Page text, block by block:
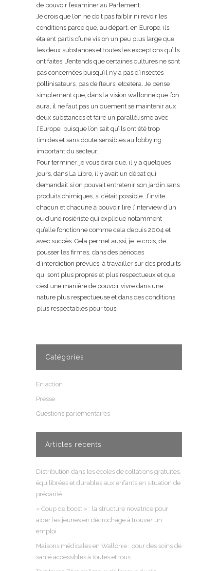
de pouvoir l’examiner au Parlement.
Je crois que l’on ne doit pas faiblir ni revoir les
conditions parce que, au départ, en Europe, ils
étaient partis d’une vision un peu plus large que
les deux substances et toutes les exceptions qu’ils
ont faites. J’entends que certaines cultures ne sont
pas concernées puisqu’il n’y a pas d’insectes
pollinisateurs, pas de fleurs, etcetera. Je pense
simplement que, dans la vision wallonne que l’on
aura, il ne faut pas uniquement se maintenir aux
deux substances et faire un parallélisme avec
l’Europe, puisque l’on sait qu’ils ont été trop
timides et sans doute sensibles au lobbying
important du secteur.
Pour terminer, je vous dirai que, il y a quelques
jours, dans La Libre, il y avait un débat qui
demandait si on pouvait entretenir son jardin sans
produits chimiques, si c’était possible. J’invite
chacun et chacune à pouvoir lire l’interview d’un
ou d’une rosiériste qui explique notamment
qu’elle fonctionne comme cela depuis 2004 et
avec succès. Cela permet aussi, je le crois, de
pousser les firmes, dans des périodes
d’interdiction prévues, à travailler sur des produits
qui sont plus propres et plus respectueux et que
c’est une manière de pouvoir vivre dans une
nature plus respectueuse et dans des conditions
plus respectables pour tous.
Catégories
En action
Presse
Questions parlementaires
Articles récents
Distribution dans les écoles de collations gratuites,
équilibrées et durables aux enfants en situation de
précarité
« Coup de boost » : la structure novatrice pour
aider les jeunes en décrochage à trouver un
emploi
Maisons médicales en Wallonie : pour des soins de
santé accessibles à toutes et tous